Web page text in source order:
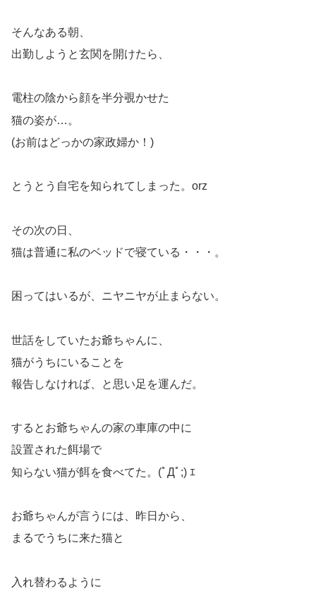
そんなある朝、
出勤しようと玄関を開けたら、
電柱の陰から顔を半分覗かせた
猫の姿が…。
(お前はどっかの家政婦か！)
とうとう自宅を知られてしまった。orz
その次の日、
猫は普通に私のベッドで寝ている・・・。
困ってはいるが、ニヤニヤが止まらない。
世話をしていたお爺ちゃんに、
猫がうちにいることを
報告しなければ、と思い足を運んだ。
するとお爺ちゃんの家の車庫の中に
設置された餌場で
知らない猫が餌を食べてた。(ﾟДﾟ;) ｴ
お爺ちゃんが言うには、昨日から、
まるでうちに来た猫と
入れ替わるように